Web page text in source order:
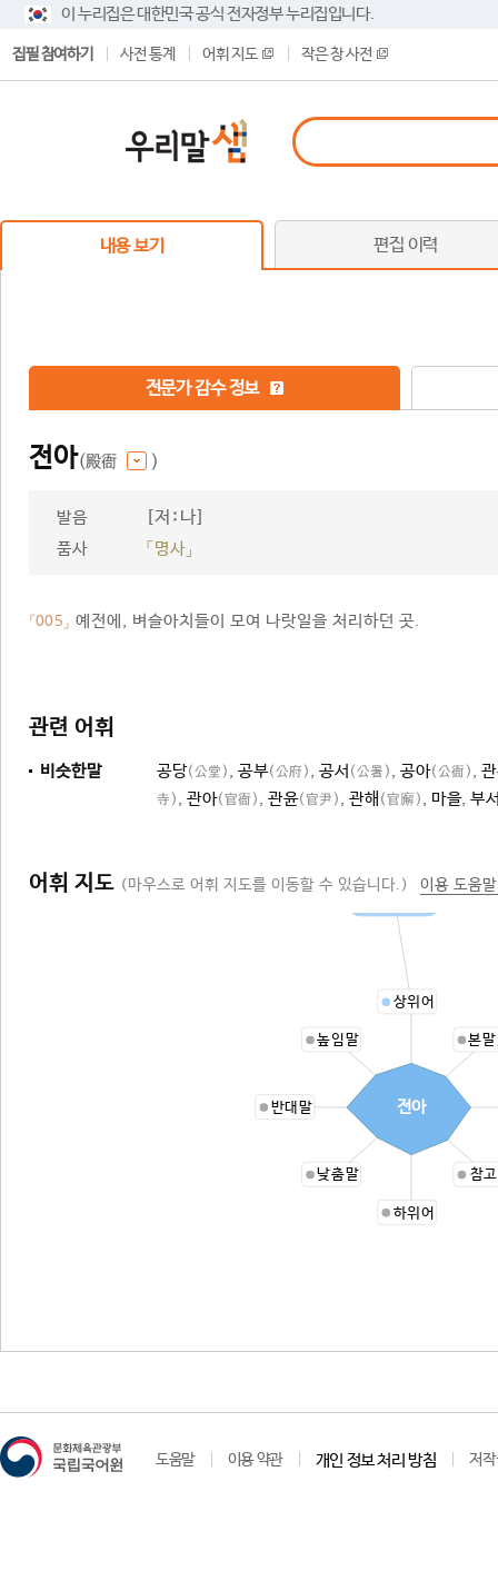
이 누리집은 대한민국 공식 전자정부 누리집입니다.
집필 참여하기 사전 통계 어휘 지도 작은 창 사전
내용 보기 편집 이력
전문가 감수 정보
전아(殿衙 )
발음 [저ː나]
품사 「명사」
「005」 예전에, 벼슬아치들이 모여 나랏일을 처리하던 곳.
관련 어휘
비슷한말 공당(公堂) , 공부(公府) , 공서 (公署) , 공아(公衙) ,
寺) , 관아(官衙) , 관윤(官尹) , 관해 (官廨) , 마을, 부
어휘 지도 (마우스로 어휘 지도를 이동할 수 있습니다.) 이용 도움
상위어
본
참
하위어
낮춤말
반대말
높임말
전아
도움말 이용 약관 개인 정보 처리 방침 저